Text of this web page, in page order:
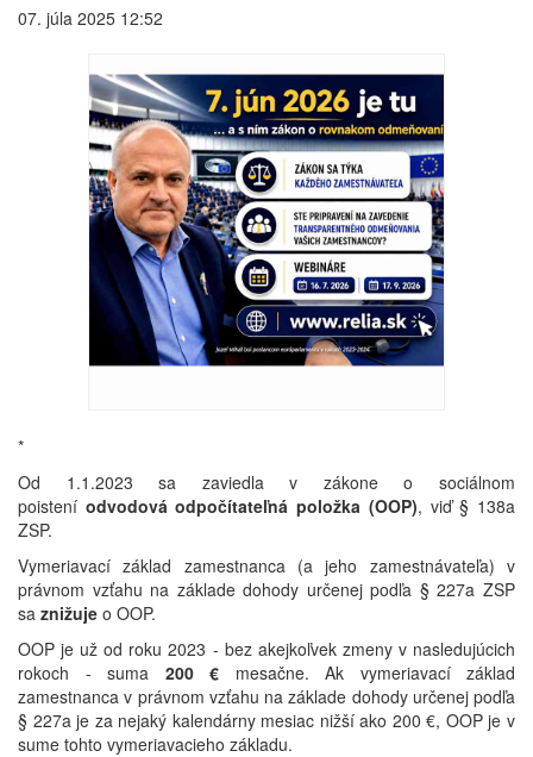
07. júla 2025 12:52
*
Od 1.1.2023 sa zaviedla v zákone o sociálnom
poistení odvodová odpočítateľná položka (OOP), viď § 138a
ZSP.
Vymeriavací základ zamestnanca (a jeho zamestnávateľa) v
právnom vzťahu na základe dohody určenej podľa § 227a ZSP
sa znižuje o OOP.
OOP je už od roku 2023 - bez akejkoľvek zmeny v nasledujúcich
rokoch - suma 200 € mesačne. Ak vymeriavací základ
zamestnanca v právnom vzťahu na základe dohody určenej podľa
§ 227a je za nejaký kalendárny mesiac nižší ako 200 €, OOP je v
sume tohto vymeriavacieho základu.